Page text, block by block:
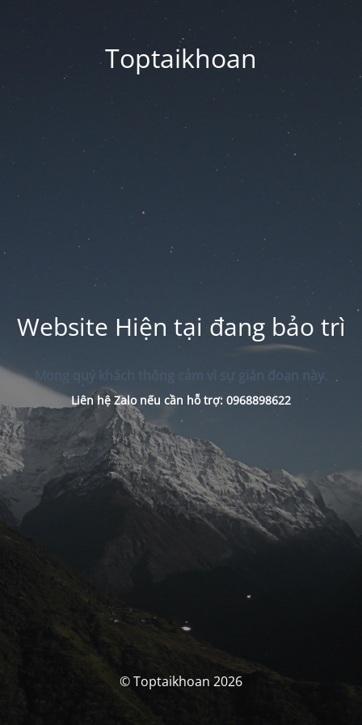
Toptaikhoan
Website Hiện tại đang bảo trì
Mong quý khách thông cảm vì sự gián đoạn này.
Liên hệ Zalo nếu cần hỗ trợ: 0968898622
© Toptaikhoan 2026